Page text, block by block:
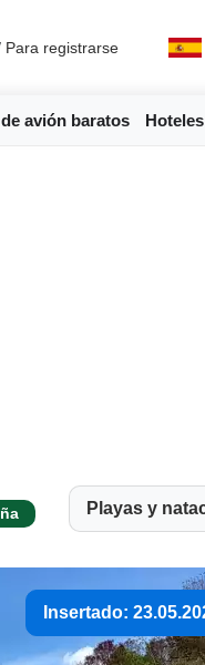
Para registrarse
avión baratos
Playas y
Insertado: